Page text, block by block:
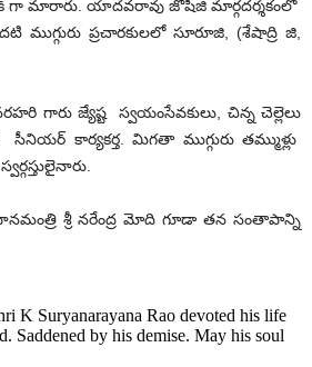
గా మారారు. యాదవరావు జోషీజి మార్గదర్శకంలో
ముగ్గురు ప్రచారకులలో సూరూజి, (శేషాద్రి జి,
గారు జ్యేష్ట స్వయంసేవకులు, చిన్న చెల్లెలు
కార్యకర్త. మిగతా ముగ్గురు తమ్ముళ్లు
శ్రీ నరేంద్ర మోది గూడా తన సంతాపాన్ని
K Suryanarayana Rao devoted his life
Saddened by his demise. May his soul